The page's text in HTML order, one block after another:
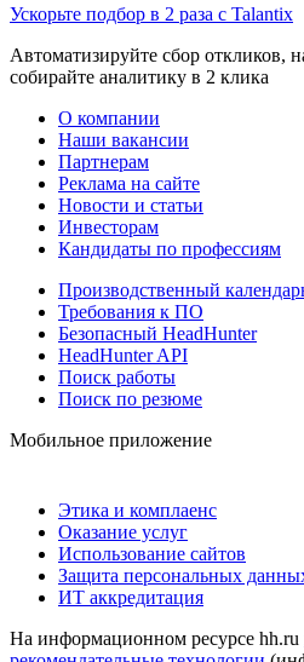
Ускорьте подбор в 2 раза с Talantix
Автоматизируйте сбор откликов,
собирайте аналитику в 2 клика
О компании
Наши вакансии
Партнерам
Реклама на сайте
Новости и статьи
Инвесторам
Кандидаты по профессиям
Производственный
Требования к ПО
Безопасный HeadHunter
HeadHunter API
Поиск работы
Поиск по резюме
Мобильное приложение
Этика и комплаенс
Оказание услуг
Использование сайтов
Защита персональных
ИТ аккредитация
На информационном ресурсе hh.ru